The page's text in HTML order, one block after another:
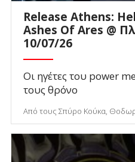
Release Athens:
Ashes Of Ares @
10/07/26
Οι ηγέτες του power
τους θρόνο
Από τους Σπύρο Κούκα,